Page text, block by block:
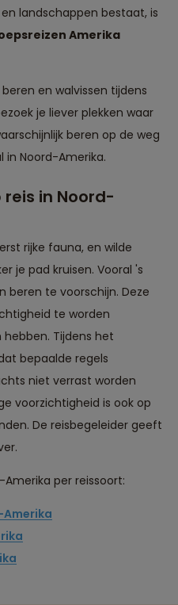
landschappen bestaat, is
Amerika
en walvissen tijdens
je liever plekken waar
beren op de weg
in Noord-Amerika.
in Noord-
rijke fauna, en wilde
je pad kruisen. Vooral 's
beren te voorschijn. Deze
te worden
hebben. Tijdens het
bepaalde regels
niet verrast worden
voorzichtigheid is ook op
De reisbegeleider geeft
Amerika per reissoort: